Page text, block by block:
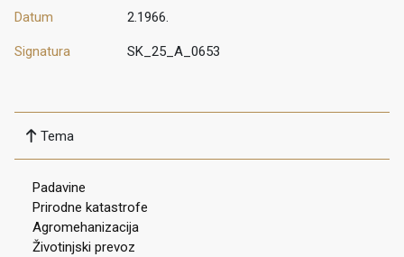
Datum 2.1966.
Signatura SK_25_A_0653
Tema
Padavine
Prirodne katastrofe
Agromehanizacija
Životinjski prevoz